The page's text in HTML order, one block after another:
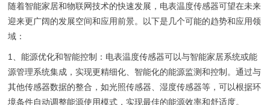
随着智能家居和物联网技术的快速发展，电表温度传感器可望在未来
迎来更广阔的发展空间和应用前景。以下是几个可能的趋势和应用领
域：
1、能源优化和智能控制：电表温度传感器可以与智能家居系统或能
源管理系统集成，实现更精细化、智能化的能源监测和控制。通过与
其他传感器数据的整合，如光照传感器、湿度传感器等，可以根据环
境条件自动调整能源使用模式，实现最佳的能源效率和舒适度。